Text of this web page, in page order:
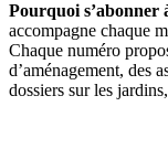
Pourquoi s’abonner
accompagne chaque
Chaque numéro
d’aménagement, des
dossiers sur les